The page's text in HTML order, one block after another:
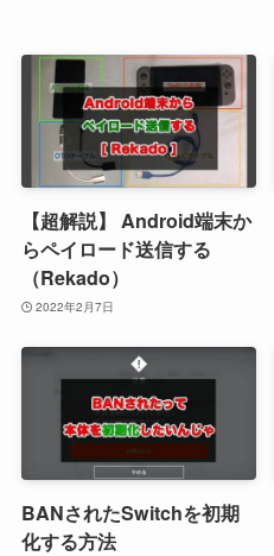
【超解説】 Android端末か
らペイロード送信する
（Rekado）
2022年2月7日
BANされたSwitchを初期
化する方法